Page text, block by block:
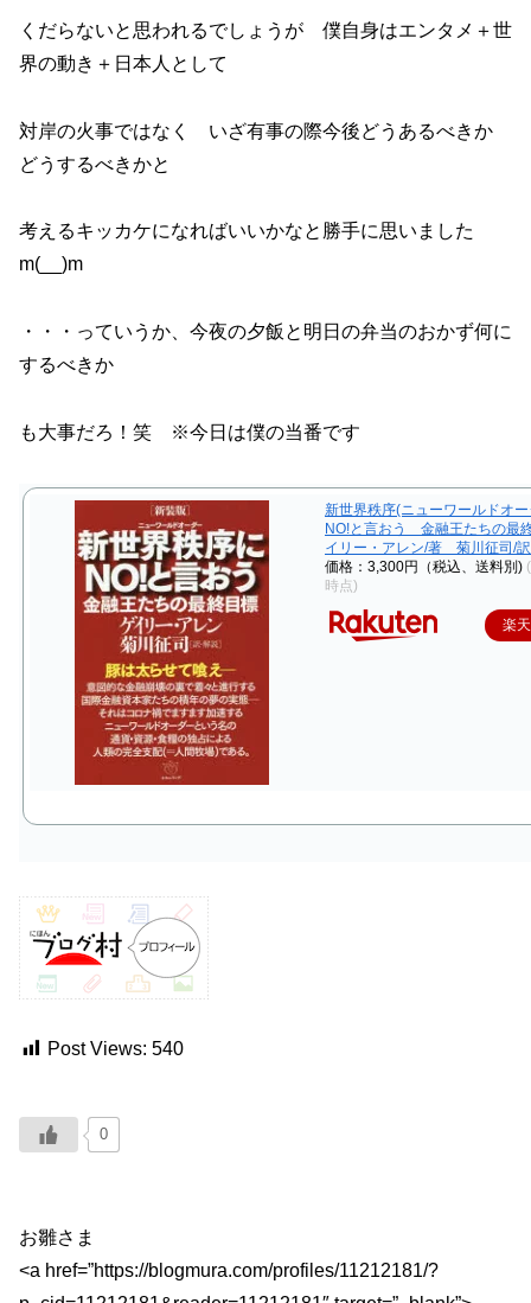
くだらないと思われるでしょうが 僕自身はエンタメ＋世
界の動き＋日本人として
対岸の火事ではなく いざ有事の際今後どうあるべきか
どうするべきかと
考えるキッカケになればいいかなと勝手に思いました
m(__)m
・・・っていうか、今夜の夕飯と明日の弁当のおかず何に
するべきか
も大事だろ！笑 ※今日は僕の当番です
新世界秩序(ニューワールドオ
NO!と言おう 金融王たちの最
イリー・アレン/著 菊川征司/
価格：3,300円（税込、送料別)
時点)
楽
Post Views: 540
0
お雛さま
<a href=”https://blogmura.com/profiles/11212181/?